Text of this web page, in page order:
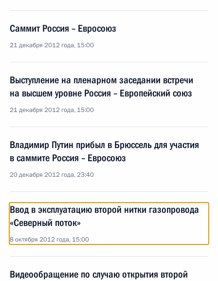
Саммит Россия – Евросоюз
21 декабря 2012 года, 15:00
Выступление на пленарном заседании встречи
на высшем уровне Россия – Европейский союз
21 декабря 2012 года, 15:00
Владимир Путин прибыл в Брюссель для участия
в саммите Россия – Евросоюз
20 декабря 2012 года, 23:40
Ввод в эксплуатацию второй нитки газопровода
«Северный поток»
8 октября 2012 года, 15:00
Видеообращение по случаю открытия второй